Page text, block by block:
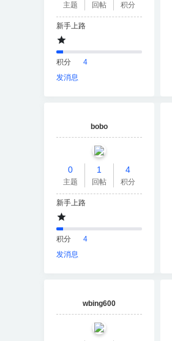
主题 回帖 积分
新手上路
积分
4
发消息
bobo
0
主题
1
回帖
4
积分
新手上路
积分
4
发消息
wbing600